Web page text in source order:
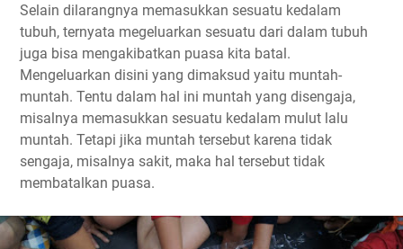
Selain dilarangnya memasukkan sesuatu kedalam
tubuh, ternyata megeluarkan sesuatu dari dalam tubuh
juga bisa mengakibatkan puasa kita batal.
Mengeluarkan disini yang dimaksud yaitu muntah-
muntah. Tentu dalam hal ini muntah yang disengaja,
misalnya memasukkan sesuatu kedalam mulut lalu
muntah. Tetapi jika muntah tersebut karena tidak
sengaja, misalnya sakit, maka hal tersebut tidak
membatalkan puasa.